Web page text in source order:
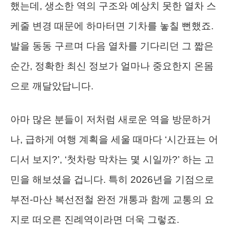
했는데, 생소한 역의 구조와 예상치 못한 열차 스
케줄 변경 때문에 하마터면 기차를 놓칠 뻔했죠.
발을 동동 구르며 다음 열차를 기다리던 그 짧은
순간, 정확한 최신 정보가 얼마나 중요한지 온몸
으로 깨달았답니다.
아마 많은 분들이 저처럼 새로운 역을 방문하거
나, 급하게 여행 계획을 세울 때마다 ‘시간표는 어
디서 보지?’, ‘첫차랑 막차는 몇 시일까?’ 하는 고
민을 해보셨을 겁니다. 특히 2026년을 기점으로
부전-마산 복선전철 완전 개통과 함께 교통의 요
지로 떠오른 진례역이라면 더욱 그렇죠.